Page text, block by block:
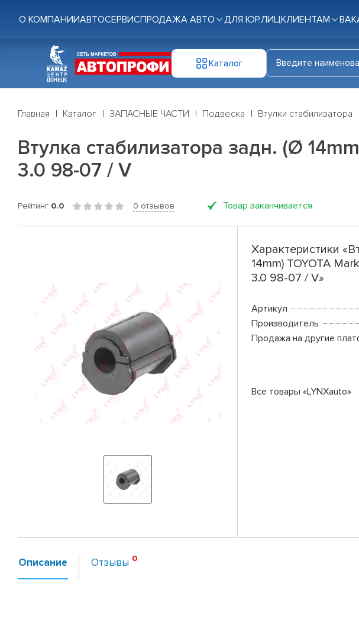
О КОМПАНИИАВТОСЕРВИСПРОДАЖА АВТО ДЛЯ ЮР.ЛИЦКЛИЕНТАМ
Каталог
Главная Каталог ЗАПАСНЫЕ ЧАСТИ Подвеска Втулки стабилизатора
Втулка стабилизатора задн. (Ø
3.0 98-07 / V
Рейтинг 0.0 0 отзывов Товар заканчивается
Характеристики
14mm) TOYOTA
3.0 98-07 / V»
Артикул
Производитель
Продажа на другие
Все товары «LYNXauto»
Описание Отзывы